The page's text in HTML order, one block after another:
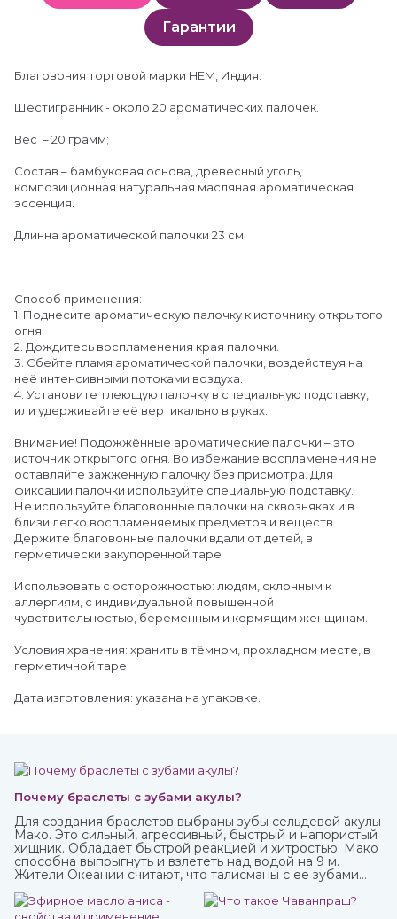
Гарантии
Благовония торговой марки HEM, Индия.
Шестигранник - около 20 ароматических палочек.
Вес – 20 грамм;
Состав – бамбуковая основа, древесный уголь,
композиционная натуральная масляная ароматическая
эссенция.
Длинна ароматической палочки 23 см
Способ применения:
1. Поднесите ароматическую палочку к источнику открытого
огня.
2. Дождитесь воспламенения края палочки.
3. Сбейте пламя ароматической палочки, воздействуя на
неё интенсивными потоками воздуха.
4. Установите тлеющую палочку в специальную подставку,
или удерживайте её вертикально в руках.
Внимание! Подожжённые ароматические палочки – это
источник открытого огня. Во избежание воспламенения не
оставляйте зажженную палочку без присмотра. Для
фиксации палочки используйте специальную подставку.
Не используйте благовонные палочки на сквозняках и в
близи легко воспламеняемых предметов и веществ.
Держите благовонные палочки вдали от детей, в
герметически закупоренной таре
Использовать с осторожностью: людям, склонным к
аллергиям, с индивидуальной повышенной
чувствительностью, беременным и кормящим женщинам.
Условия хранения: хранить в тёмном, прохладном месте, в
герметичной таре.
Дата изготовления: указана на упаковке.
Почему браслеты с зубами акулы?
Для создания браслетов выбраны зубы сельдевой акулы
Мако. Это сильный, агрессивный, быстрый и напористый
хищник. Обладает быстрой реакцией и хитростью. Мако
способна выпрыгнуть и взлететь над водой на 9 м.
Жители Океании считают, что талисманы с ее зубами